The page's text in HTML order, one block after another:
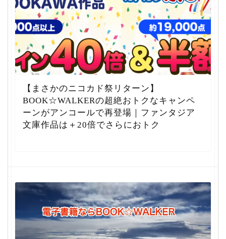
【まさかのニコカド祭リターン】
BOOK☆WALKERの超絶おトクなキャンペ
ーンがアンコールで再登場｜ファンタジア
文庫作品は＋20倍でさらにおトク